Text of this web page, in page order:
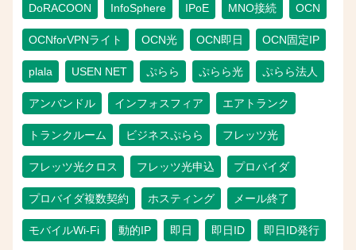
DoRACOON InfoSphere IPoE MNO接続 OCN
OCNforVPNライト OCN光 OCN即日 OCN固定IP
plala USEN NET ぷらら ぷらら光 ぷらら法人
アンバンドル インフォスフィア エアトランク
トランクルーム ビジネスぷらら フレッツ光
フレッツ光クロス フレッツ光申込 プロバイダ
プロバイダ複数契約 ホスティング メール終了
モバイルWi-Fi 動的IP 即日 即日ID 即日ID発行